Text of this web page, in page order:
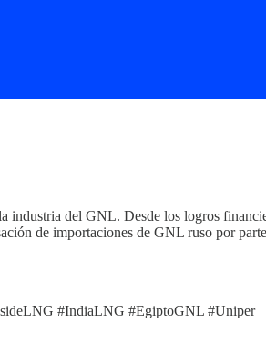
industria del GNL. Desde los logros
de importaciones de GNL ruso por
#IndiaLNG #EgiptoGNL #Uniper